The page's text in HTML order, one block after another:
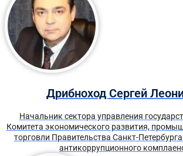
Дрибноход Сергей
Начальник сектора управления
Комитета экономического развития,
торговли Правительства Санкт-
антикоррупционного